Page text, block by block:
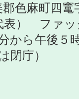
色麻町四竃
表） ファ
から午後５
閉庁）